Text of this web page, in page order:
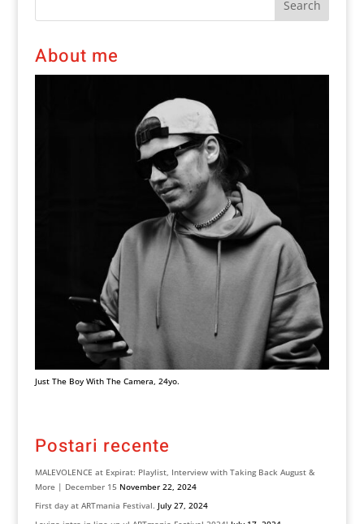
About me
Just The Boy With The Camera, 24yo.
Postari recente
MALEVOLENCE at Expirat: Playlist, Interview with Taking Back August &
More | December 15 November 22, 2024
First day at ARTmania Festival. July 27, 2024